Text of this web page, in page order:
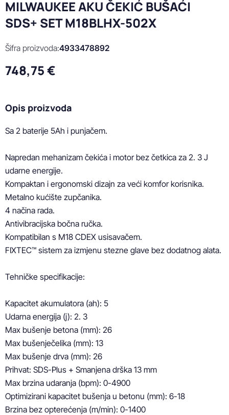
MILWAUKEE AKU ČEKIĆ BUŠAĆI
SDS+ SET M18BLHX-502X
Šifra proizvoda:4933478892
748,75 €
Opis proizvoda
Sa 2 baterije 5Ah i punjačem.
Napredan mehanizam čekića i motor bez četkica za 2. 3 J
udarne energije.
Kompaktan i ergonomski dizajn za veći komfor korisnika.
Metalno kućište zupčanika.
4 načina rada.
Antivibracijska bočna ručka.
Kompatibilan s M18 CDEX usisavačem.
FIXTEC™ sistem za izmjenu stezne glave bez dodatnog alata.
Tehničke specifikacije:
Kapacitet akumulatora (ah): 5
Udarna energija (j): 2. 3
Max bušenje betona (mm): 26
Max bušenječelika (mm): 13
Max bušenje drva (mm): 26
Prihvat: SDS-Plus + Smanjena drška 13 mm
Max brzina udaranja (bpm): 0-4900
Optimizirani kapacitet bušenja u betonu (mm): 6-18
Brzina bez opterećenja (m/min): 0-1400